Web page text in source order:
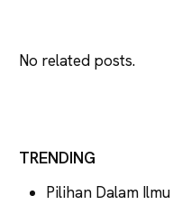
No related posts.
TRENDING
Pilihan Dalam